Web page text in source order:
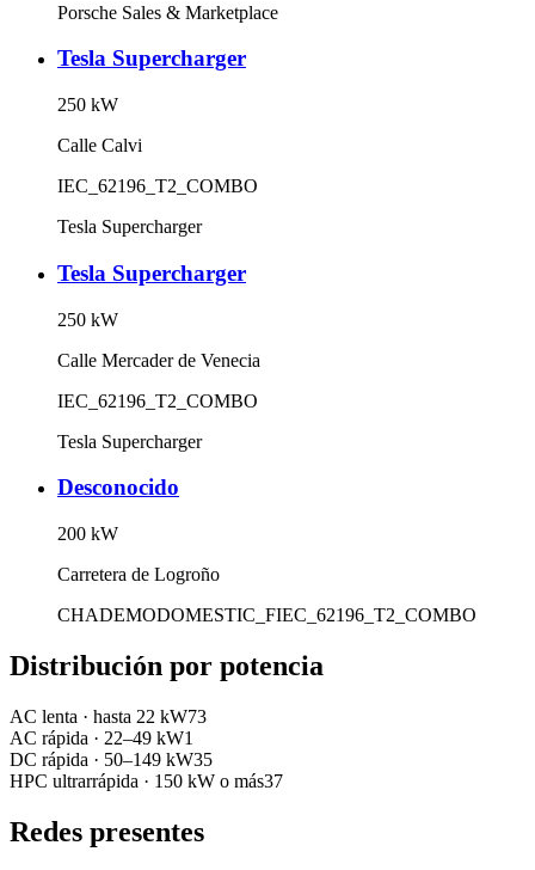
Porsche Sales & Marketplace
Tesla Supercharger
250 kW
Calle Calvi
IEC_62196_T2_COMBO
Tesla Supercharger
Tesla Supercharger
250 kW
Calle Mercader de Venecia
IEC_62196_T2_COMBO
Tesla Supercharger
Desconocido
200 kW
Carretera de Logroño
CHADEMODOMESTIC_FIEC_62196_T2_COMBO
Distribución por potencia
AC lenta · hasta 22 kW73
AC rápida · 22–49 kW1
DC rápida · 50–149 kW35
HPC ultrarrápida · 150 kW o más37
Redes presentes